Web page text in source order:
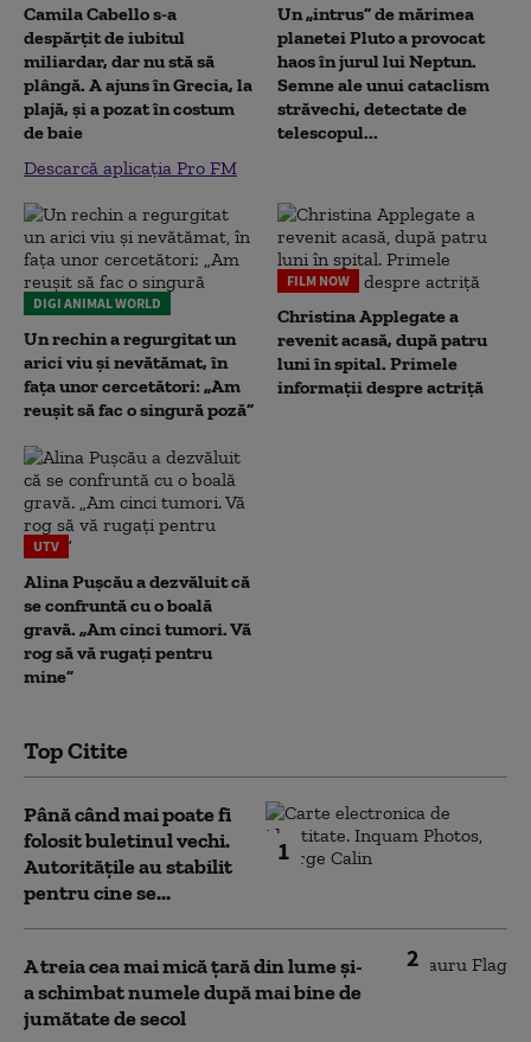
Camila Cabello s-a
despărțit de iubitul
miliardar, dar nu stă să
plângă. A ajuns în Grecia, la
plajă, și a pozat în costum
de baie
Descarcă aplicația Pro FM
Un „intrus” de mărimea
planetei Pluto a provocat
haos în jurul lui Neptun.
Semne ale unui cataclism
străvechi, detectate de
telescopul...
DIGI ANIMAL WORLD
Un rechin a regurgitat un
arici viu și nevătămat, în
fața unor cercetători: „Am
reușit să fac o singură poză”
FILM NOW
Christina Applegate a
revenit acasă, după patru
luni în spital. Primele
informații despre actriță
UTV
Alina Pușcău a dezvăluit că
se confruntă cu o boală
gravă. „Am cinci tumori. Vă
rog să vă rugați pentru
mine”
Top Citite
1
Până când mai poate fi
folosit buletinul vechi.
Autoritățile au stabilit
pentru cine se...
2
A treia cea mai mică țară din lume și-
a schimbat numele după mai bine de
jumătate de secol